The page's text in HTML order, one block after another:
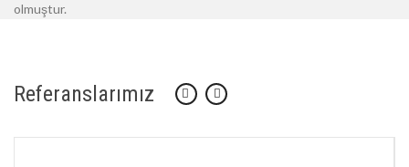
olmuştur.
Referanslarımız